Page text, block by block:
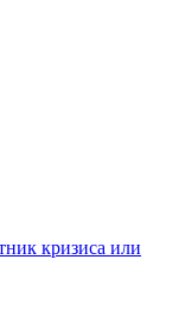
кризиса или